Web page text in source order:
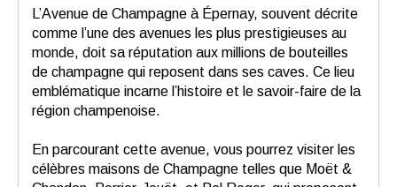
L’Avenue de Champagne à Épernay, souvent décrite
comme l’une des avenues les plus prestigieuses au
monde, doit sa réputation aux millions de bouteilles
de champagne qui reposent dans ses caves. Ce lieu
emblématique incarne l’histoire et le savoir-faire de la
région champenoise.
En parcourant cette avenue, vous pourrez visiter les
célèbres maisons de Champagne telles que Moët &